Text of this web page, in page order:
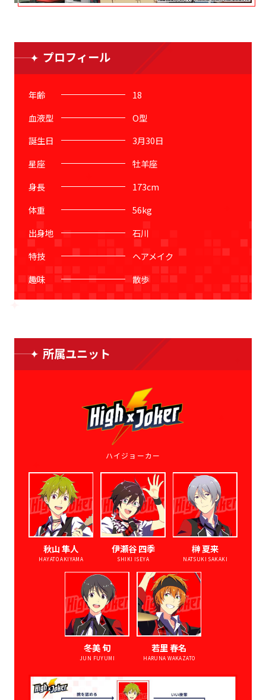
プロフィール
年齢
18
血液型
O型
誕生日
3月30日
星座
牡羊座
身長
173cm
体重
56kg
出身地
石川
特技
ヘアメイク
趣味
散歩
所属ユニット
ハイジョーカー
秋山 隼人
HAYATO AKIYAMA
伊瀬谷 四季
SHIKI ISEYA
榊 夏来
NATSUKI SAKAKI
冬美 旬
JUN FUYUMI
若里 春名
HARUNA WAKAZATO